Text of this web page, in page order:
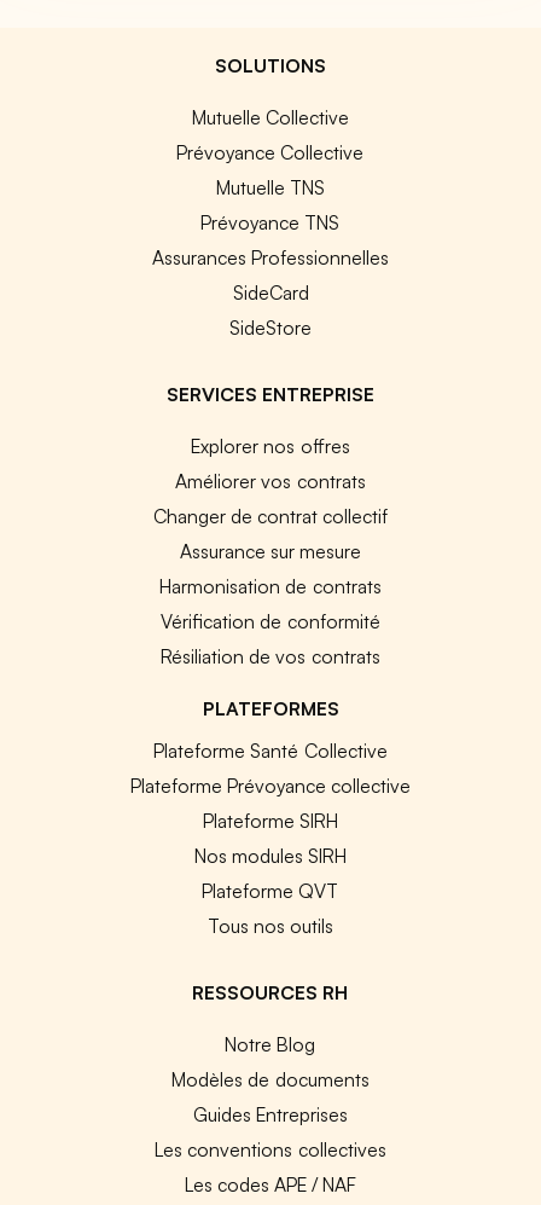
SOLUTIONS
Mutuelle Collective
Prévoyance Collective
Mutuelle TNS
Prévoyance TNS
Assurances Professionnelles
SideCard
SideStore
SERVICES ENTREPRISE
Explorer nos offres
Améliorer vos contrats
Changer de contrat collectif
Assurance sur mesure
Harmonisation de contrats
Vérification de conformité
Résiliation de vos contrats
PLATEFORMES
Plateforme Santé Collective
Plateforme Prévoyance collective
Plateforme SIRH
Nos modules SIRH
Plateforme QVT
Tous nos outils
RESSOURCES RH
Notre Blog
Modèles de documents
Guides Entreprises
Les conventions collectives
Les codes APE / NAF